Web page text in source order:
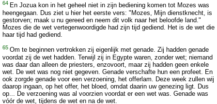
64 En Jozua kon in het geheel niet in zijn bediening komen tot Mozes was
heengegaan. Dus ziet u hier het eerste vers: "Mozes, Mijn dienstknecht, is
gestorven; maak u nu gereed en neem dit volk naar het beloofde land."
Mozes die de wet vertegenwoordigde had zijn tijd gediend. Het is de wet die
haar tijd had gediend.
65 Om te beginnen vertrokken zij eigenlijk met genade. Zij hadden genade
voordat zij de wet hadden. Terwijl zij in Egypte waren, zonder wet; niemand
was daar dan alleen de priesters, enzovoort, maar zij hadden geen enkele
wet. De wet was nog niet gegeven. Genade verschafte hun een profeet. En
ook zorgde genade voor een verzoening, het offerlam. Deze week zullen wij
daarop ingaan, op het offer, het bloed, omdat daarin uw genezing ligt. Dus
op... De verzoening was al voorzien voordat er een wet was. Genade was
vóór de wet, tijdens de wet en na de wet.